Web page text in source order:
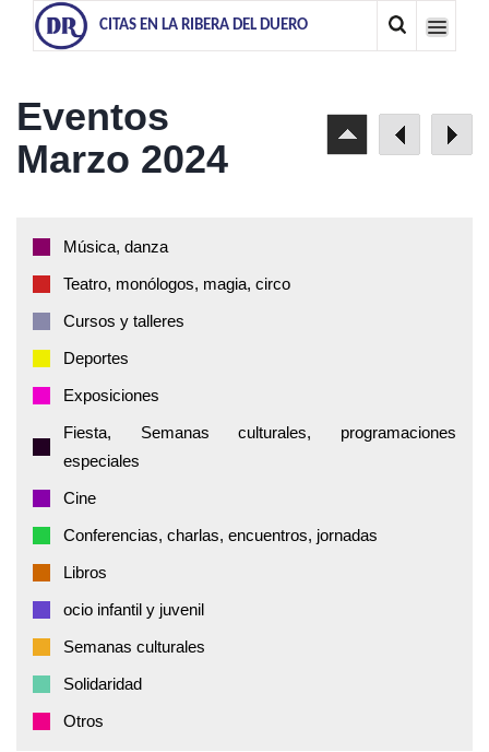
CITAS EN LA RIBERA DEL DUERO
Eventos
Marzo 2024
Música, danza
Teatro, monólogos, magia, circo
Cursos y talleres
Deportes
Exposiciones
Fiesta, Semanas culturales, programaciones
especiales
Cine
Conferencias, charlas, encuentros, jornadas
Libros
ocio infantil y juvenil
Semanas culturales
Solidaridad
Otros